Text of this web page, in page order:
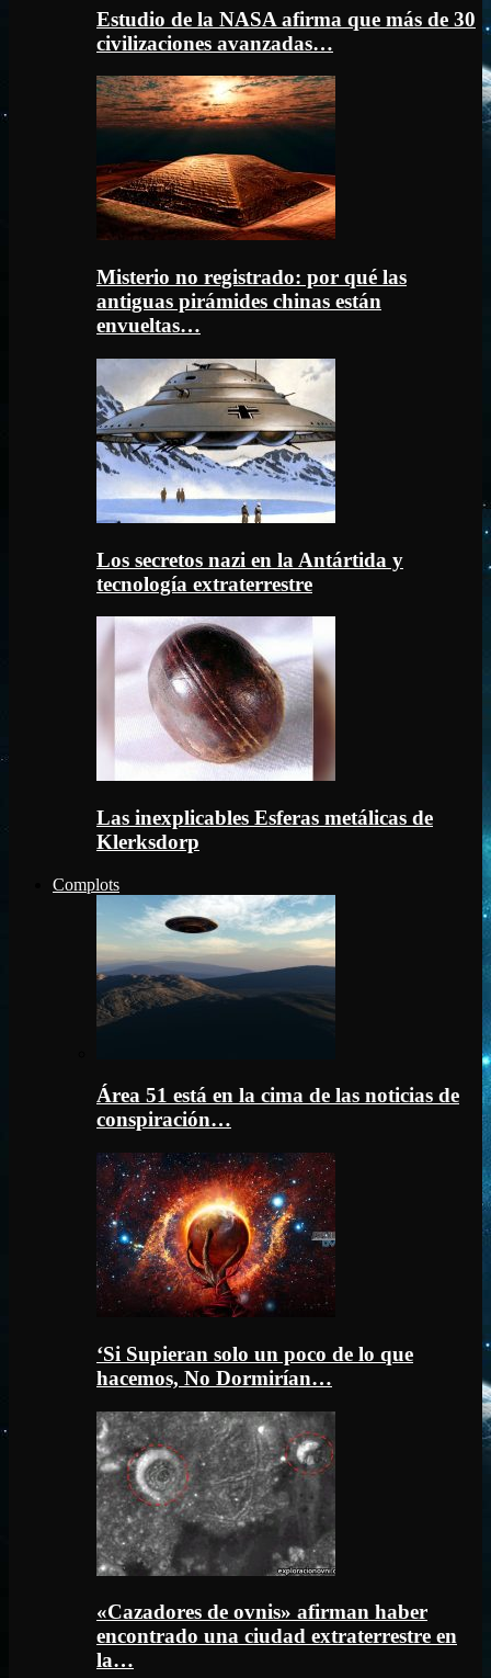
Estudio de la NASA afirma que más de 30
civilizaciones avanzadas…
Misterio no registrado: por qué las
antiguas pirámides chinas están
envueltas…
Los secretos nazi en la Antártida y
tecnología extraterrestre
Las inexplicables Esferas metálicas de
Klerksdorp
Complots
Área 51 está en la cima de las noticias de
conspiración…
‘Si Supieran solo un poco de lo que
hacemos, No Dormirían…
«Cazadores de ovnis» afirman haber
encontrado una ciudad extraterrestre en
la…